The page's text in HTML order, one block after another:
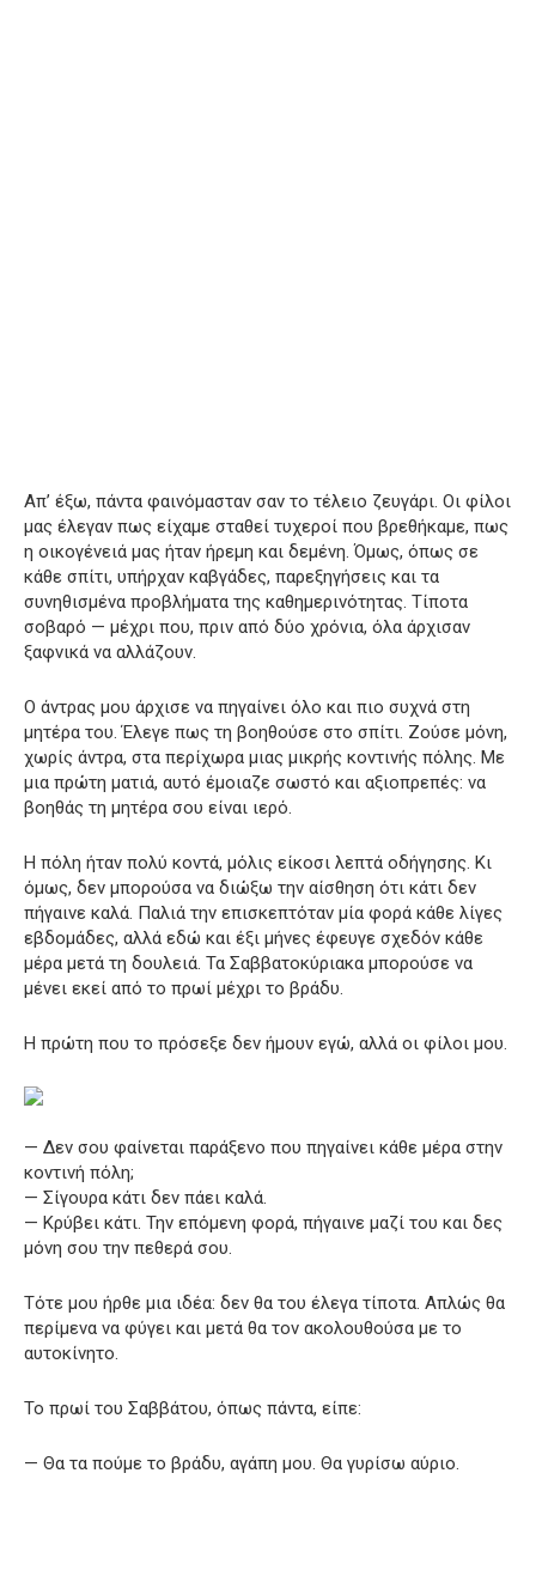
Απ’ έξω, πάντα φαινόμασταν σαν το τέλειο ζευγάρι. Οι φίλοι
μας έλεγαν πως είχαμε σταθεί τυχεροί που βρεθήκαμε, πως
η οικογένειά μας ήταν ήρεμη και δεμένη. Όμως, όπως σε
κάθε σπίτι, υπήρχαν καβγάδες, παρεξηγήσεις και τα
συνηθισμένα προβλήματα της καθημερινότητας. Τίποτα
σοβαρό — μέχρι που, πριν από δύο χρόνια, όλα άρχισαν
ξαφνικά να αλλάζουν.
Ο άντρας μου άρχισε να πηγαίνει όλο και πιο συχνά στη
μητέρα του. Έλεγε πως τη βοηθούσε στο σπίτι. Ζούσε μόνη,
χωρίς άντρα, στα περίχωρα μιας μικρής κοντινής πόλης. Με
μια πρώτη ματιά, αυτό έμοιαζε σωστό και αξιοπρεπές: να
βοηθάς τη μητέρα σου είναι ιερό.
Η πόλη ήταν πολύ κοντά, μόλις είκοσι λεπτά οδήγησης. Κι
όμως, δεν μπορούσα να διώξω την αίσθηση ότι κάτι δεν
πήγαινε καλά. Παλιά την επισκεπτόταν μία φορά κάθε λίγες
εβδομάδες, αλλά εδώ και έξι μήνες έφευγε σχεδόν κάθε
μέρα μετά τη δουλειά. Τα Σαββατοκύριακα μπορούσε να
μένει εκεί από το πρωί μέχρι το βράδυ.
Η πρώτη που το πρόσεξε δεν ήμουν εγώ, αλλά οι φίλοι μου.
— Δεν σου φαίνεται παράξενο που πηγαίνει κάθε μέρα στην
κοντινή πόλη;
— Σίγουρα κάτι δεν πάει καλά.
— Κρύβει κάτι. Την επόμενη φορά, πήγαινε μαζί του και δες
μόνη σου την πεθερά σου.
Τότε μου ήρθε μια ιδέα: δεν θα του έλεγα τίποτα. Απλώς θα
περίμενα να φύγει και μετά θα τον ακολουθούσα με το
αυτοκίνητο.
Το πρωί του Σαββάτου, όπως πάντα, είπε:
— Θα τα πούμε το βράδυ, αγάπη μου. Θα γυρίσω αύριο.